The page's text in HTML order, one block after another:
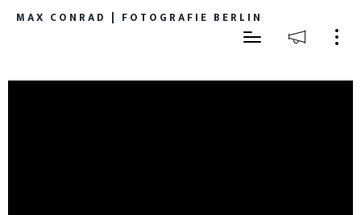
MAX CONRAD | FOTOGRAFIE BERLIN